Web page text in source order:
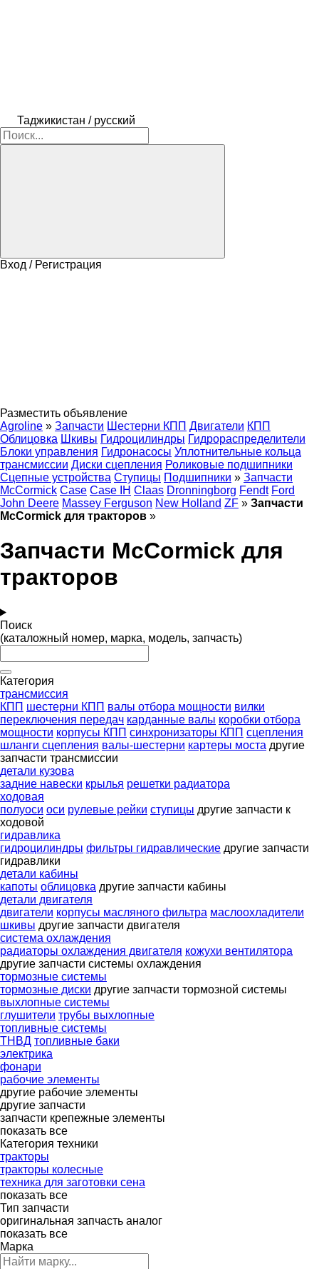
Таджикистан / русский
Вход / Регистрация
Разместить объявление
Agroline » Запчасти Шестерни КПП Двигатели КПП
Облицовка Шкивы Гидроцилиндры Гидрораспределители
Блоки управления Гидронасосы Уплотнительные кольца
трансмиссии Диски сцепления Роликовые подшипники
Сцепные устройства Ступицы Подшипники » Запчасти
McCormick Case Case IH Claas Dronningborg Fendt Ford
John Deere Massey Ferguson New Holland ZF » Запчасти
McCormick для тракторов »
Запчасти McCormick для
тракторов
Поиск
(каталожный номер, марка, модель, запчасть)
Категория
трансмиссия
КПП шестерни КПП валы отбора мощности вилки
переключения передач карданные валы коробки отбора
мощности корпусы КПП синхронизаторы КПП сцепления
шланги сцепления валы-шестерни картеры моста другие
запчасти трансмиссии
детали кузова
задние навески крылья решетки радиатора
ходовая
полуоси оси рулевые рейки ступицы другие запчасти к
ходовой
гидравлика
гидроцилиндры фильтры гидравлические другие запчасти
гидравлики
детали кабины
капоты облицовка другие запчасти кабины
детали двигателя
двигатели корпусы масляного фильтра маслоохладители
шкивы другие запчасти двигателя
система охлаждения
радиаторы охлаждения двигателя кожухи вентилятора
другие запчасти системы охлаждения
тормозные системы
тормозные диски другие запчасти тормозной системы
выхлопные системы
глушители трубы выхлопные
топливные системы
ТНВД топливные баки
электрика
фонари
рабочие элементы
другие рабочие элементы
другие запчасти
запчасти крепежные элементы
показать все
Категория техники
тракторы
тракторы колесные
техника для заготовки сена
показать все
Тип запчасти
оригинальная запчасть аналог
показать все
Марка